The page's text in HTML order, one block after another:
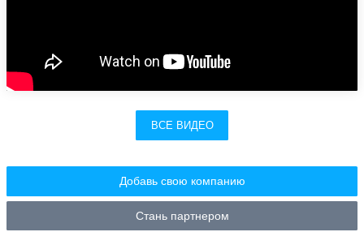
ВСЕ ВИДЕО
Добавь свою компанию
Стань партнером